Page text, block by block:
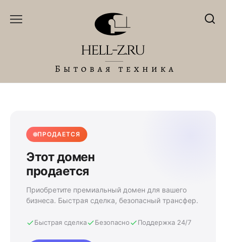
ПРОДАЕТСЯ
Этот домен
продается
Приобретите премиальный домен для вашего
бизнеса. Быстрая сделка, безопасный трансфер.
Быстрая сделка Безопасно Поддержка 24/7